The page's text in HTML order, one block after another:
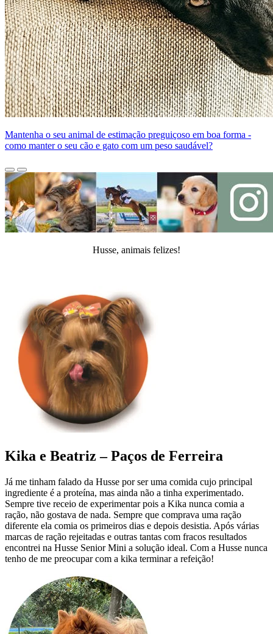
Mantenha o seu animal de estimação preguiçoso em boa forma -
como manter o seu cão e gato com um peso saudável?
Husse, animais felizes!
Kika e Beatriz – Paços de Ferreira
Já me tinham falado da Husse por ser uma comida cujo principal
ingrediente é a proteína, mas ainda não a tinha experimentado.
Sempre tive receio de experimentar pois a Kika nunca comia a
ração, não gostava de nada. Sempre que comprava uma ração
diferente ela comia os primeiros dias e depois desistia. Após várias
marcas de ração rejeitadas e outras tantas com fracos resultados
encontrei na Husse Senior Mini a solução ideal. Com a Husse nunca
tenho de me preocupar com a kika terminar a refeição!